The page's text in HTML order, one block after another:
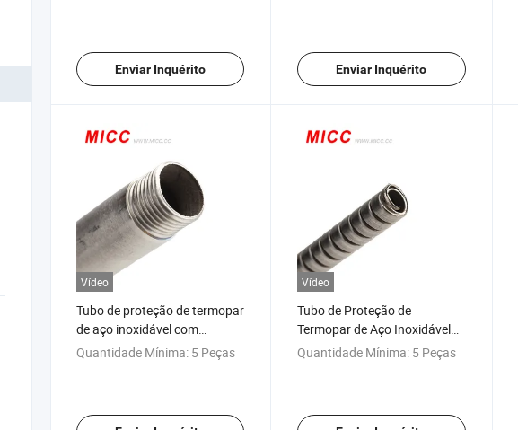
Enviar Inquérito Enviar Inquérito
Vídeo
Tubo de proteção de termopar
de aço inoxidável com
parafuso
Quantidade Mínima: 5 Peças
Vídeo
Tubo de Proteção de
Termopar de Aço Inoxidável
para Primavera
Quantidade Mínima: 5 Peças